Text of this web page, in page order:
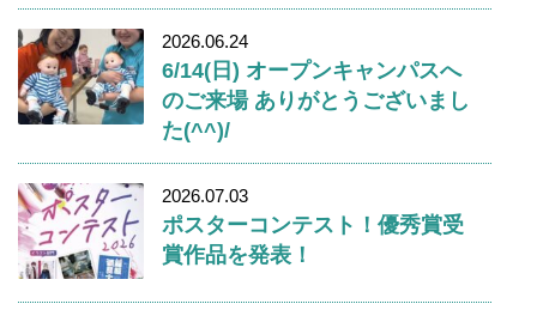
2026.06.24
6/14(日) オープンキャンパスへ
のご来場 ありがとうございまし
た(^^)/
2026.07.03
ポスターコンテスト！優秀賞受
賞作品を発表！